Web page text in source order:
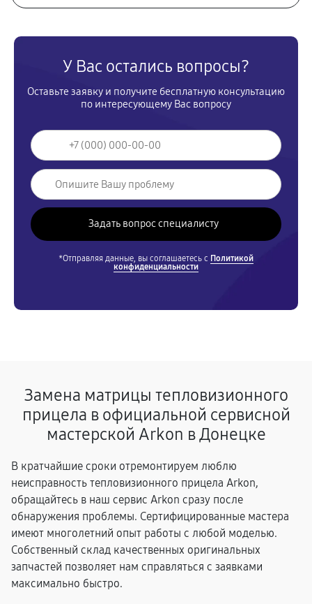
У Вас остались вопросы?
Оставьте заявку и получите бесплатную консультацию
по интересующему Вас вопросу
*Отправляя данные, вы соглашаетесь с Политикой
конфиденциальности
Замена матрицы тепловизионного
прицела в официальной сервисной
мастерской Arkon в Донецке
В кратчайшие сроки отремонтируем люблю
неисправность тепловизионного прицела Arkon,
обращайтесь в наш сервис Arkon сразу после
обнаружения проблемы. Сертифицированные мастера
имеют многолетний опыт работы с любой моделью.
Собственный склад качественных оригинальных
запчастей позволяет нам справляться с заявками
максимально быстро.